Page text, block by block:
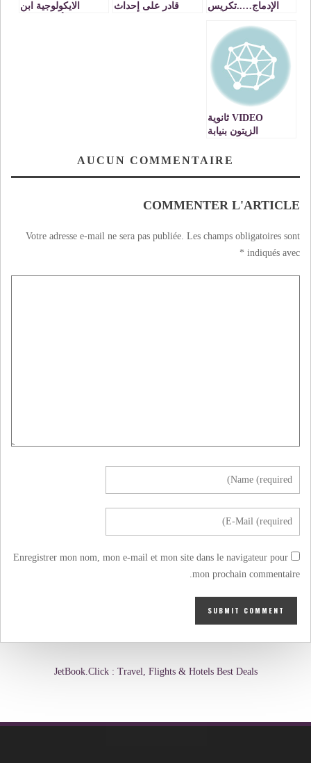
الإدماج…..تكريس
التعليم…..
قادر على إحداث
الايكولوجية ابن
VIDEO ثانوية
الزيتون بنيابة
الصحفيين الشبابAUCUN COMMENTAIRE
COMMENTER L'ARTICLE
Votre adresse e-mail ne sera pas publiée. Les champs obligatoires sont
indiqués avec
*
Enregistrer mon nom, mon e-mail et mon site dans le navigateur pour
mon prochain commentaire.
JetBook.Click : Travel, Flights & Hotels Best Deals